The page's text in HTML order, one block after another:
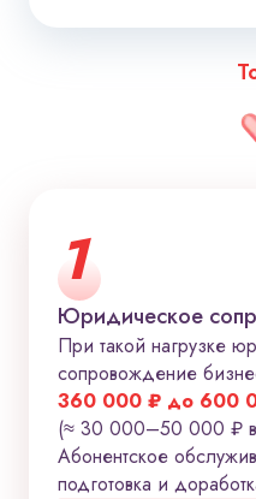
1
Юридическое
При такой нагрузке
сопровождение
360 000 ₽ до 600
(≈ 30 000–50 000 ₽
Абонентское
подготовка и